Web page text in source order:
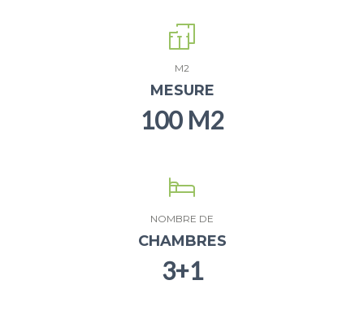
M2
MESURE
100 M2
NOMBRE DE
CHAMBRES
3+1